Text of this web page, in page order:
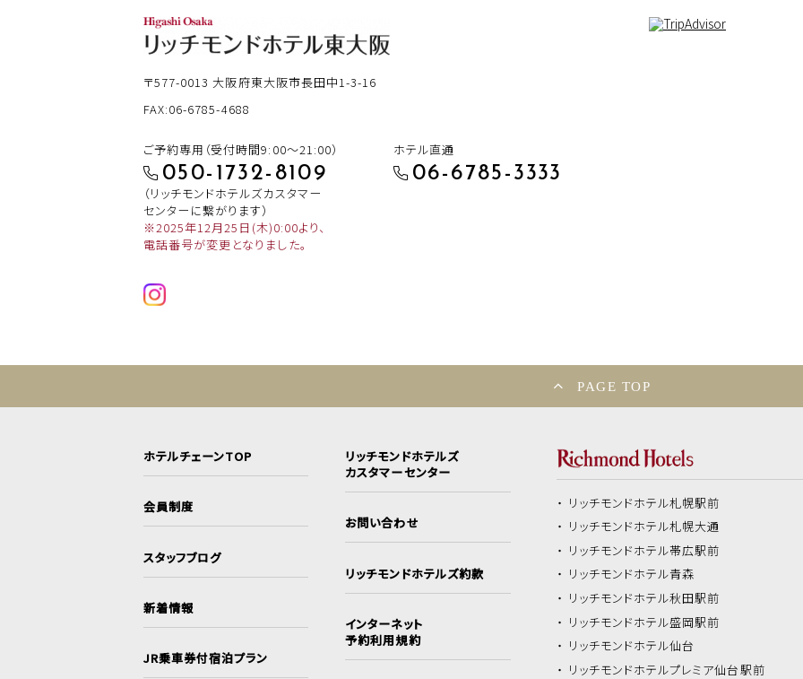
〒577-0013大阪府東大阪市長田中1-3-16
FAX:06-6785-4688
ご予約専用（受付時間9:00～21:00）
050-1732-8109
（リッチモンドホテルズカスタマー
センターに繋がります）
※2025年12月25日(木)0:00より、
電話番号が変更となりました。
ホテル直通
06-6785-3333
PAGE TOP
ホテルチェーンTOP
会員制度
スタッフブログ
新着情報
JR乗車券付宿泊プラン
リッチモンドホテルズ
カスタマーセンター
お問い合わせ
リッチモンドホテルズ約款
インターネット
予約利用規約
リッチモンドホテル札幌駅前
リッチモンドホテル札幌大通
リッチモンドホテル帯広駅前
リッチモンドホテル青森
リッチモンドホテル秋田駅前
リッチモンドホテル盛岡駅前
リッチモンドホテル仙台
リッチモンドホテルプレミア仙台駅前